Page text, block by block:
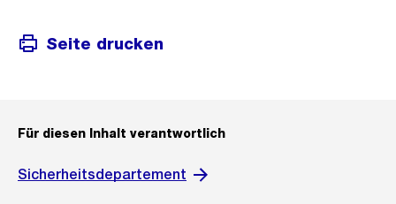
Seite drucken
Für diesen Inhalt verantwortlich
Sicherheitsdepartement